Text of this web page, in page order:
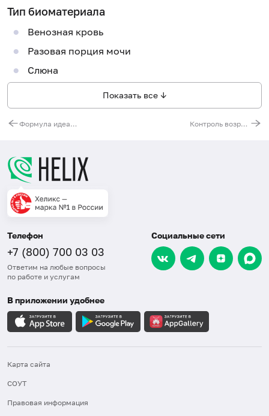
Тип биоматериала
Венозная кровь
Разовая порция мочи
Слюна
Показать все ↓
Формула идеального веса Контроль возрастных изменений
Телефон
+7 (800) 700 03 03
Ответим на любые вопросы
по работе и услугам
Социальные сети
В приложении удобнее
Карта сайта
СОУТ
Правовая информация